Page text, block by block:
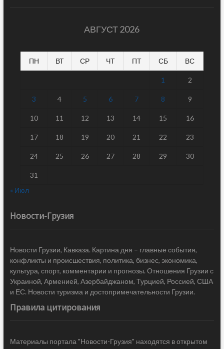
АВГУСТ 2026
ПН ВТ СР ЧТ ПТ СБ ВС
1 2
3 4 5 6 7 8 9
10 11 12 13 14 15 16
17 18 19 20 21 22 23
24 25 26 27 28 29 30
31
« Июл
Новости-Грузия
Новости Грузии, Кавказа. Картина дня – главные события,
конфликты и происшествия, политика, бизнес, экономика,
культура, спорт, комментарии и прогнозы. Отношения Грузии с
Украиной, Арменией, Азербайджаном, Турцией, Россией, США
и ЕС. Новости туризма и достопримечательности Грузии.
Правила цитирования
Материалы портала "Новости-Грузия" находятся в открытом